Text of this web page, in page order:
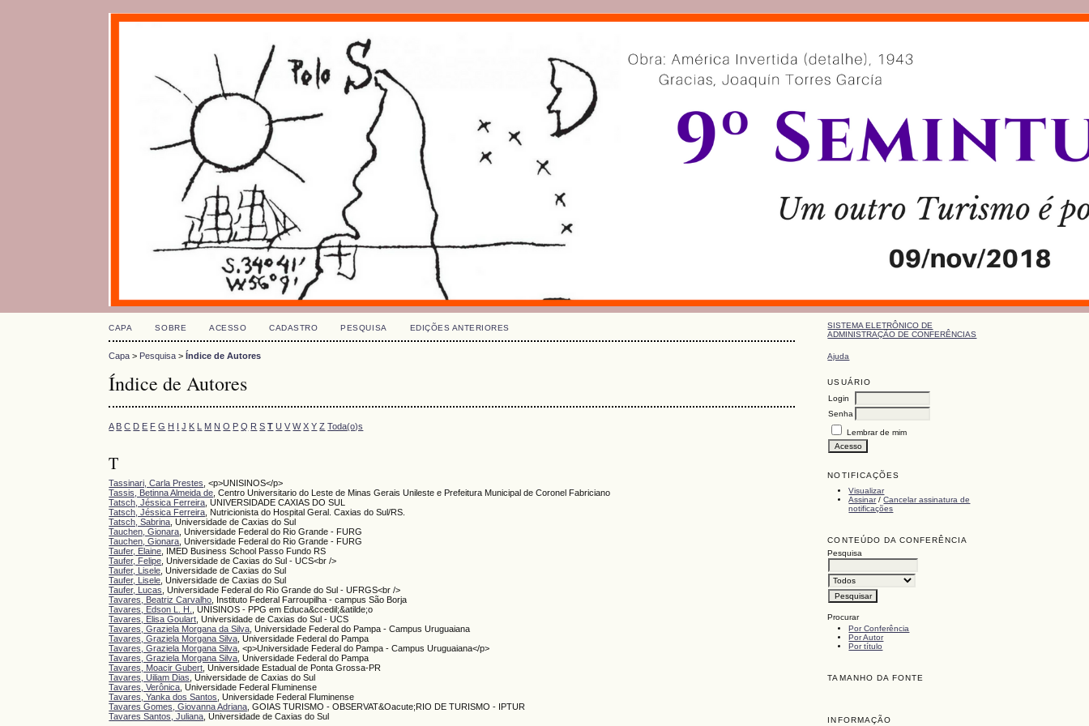
SISTEMA ELETRÔNICO DE
ADMINISTRAÇÃO DE CONFERÊNCIAS
Ajuda
USUÁRIO
Login
Senha
Lembrar de mim
NOTIFICAÇÕES
Visualizar
Assinar/Cancelar assinatura de
notificações
CONTEÚDO DA CONFERÊNCIA
Pesquisa
Procurar
Por Conferência
Por Autor
Por título
TAMANHO DA FONTE
INFORMAÇÃO
CAPA SOBRE ACESSO CADASTRO PESQUISA EDIÇÕES ANTERIORES
Capa > Pesquisa >Índice de Autores
Índice de Autores
A B C D E F G H I J K L M N O P Q R S T U V W X Y Z Toda(o)s
T
Tassinari, Carla Prestes , <p>UNISINOS</p>
Tassis, Betinna Almeida de , Centro Universitario do Leste de Minas Gerais Unileste e Prefeitura Municipal de Coronel Fabriciano
Tatsch, Jéssica Ferreira , UNIVERSIDADE CAXIAS DO SUL
Tatsch, Jéssica Ferreira , Nutricionista do Hospital Geral. Caxias do Sul/RS.
Tatsch, Sabrina , Universidade de Caxias do Sul
Tauchen, Gionara , Universidade Federal do Rio Grande - FURG
Tauchen, Gionara , Universidade Federal do Rio Grande - FURG
Taufer, Elaine , IMED Business School Passo Fundo RS
Taufer, Felipe , Universidade de Caxias do Sul - UCS<br />
Taufer, Lisele , Universidade de Caxias do Sul
Taufer, Lisele , Universidade de Caxias do Sul
Taufer, Lucas , Universidade Federal do Rio Grande do Sul - UFRGS<br />
Tavares, Beatriz Carvalho , Instituto Federal Farroupilha - campus São Borja
Tavares, Edson L. H.
, UNISINOS - PPG em Educa&ccedil;&atilde;o
Tavares, Elisa Goulart , Universidade de Caxias do Sul - UCS
Tavares, Graziela Morgana da Silva , Universidade Federal do Pampa - Campus Uruguaiana
Tavares, Graziela Morgana Silva , Universidade Federal do Pampa
Tavares, Graziela Morgana Silva , <p>Universidade Federal do Pampa - Campus Uruguaiana</p>
Tavares, Graziela Morgana Silva , Universidade Federal do Pampa
Tavares, Moacir Gubert , Universidade Estadual de Ponta Grossa-PR
Tavares, Uiliam Dias , Universidade de Caxias do Sul
Tavares, Verônica , Universidade Federal Fluminense
Tavares, Yanka dos Santos , Universidade Federal Fluminense
Tavares Gomes, Giovanna Adriana , GOIAS TURISMO - OBSERVAT&Oacute;RIO DE TURISMO - IPTUR
Tavares Santos, Juliana , Universidade de Caxias do Sul